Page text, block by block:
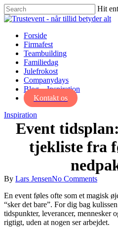
Skip
to
content
Hit
Close
Menu
Forside
Firmafest
Teambuilding
Familiedag
Julefrokost
Companydays
Blog – Inspiration
Kontakt os
Inspiration
Event
tjekliste fra
By Lars JensenNo Comments
En event føles ofte som et magisk
“sker det bare”. For dig bag
tidspunkter, leverancer, mennesker
rigtigt, uden at nogen ser arbejdet.